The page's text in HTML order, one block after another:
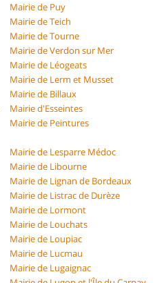
Mairie de Puy
Mairie de Teich
Mairie de Tourne
Mairie de Verdon sur Mer
Mairie de Léogeats
Mairie de Lerm et Musset
Mairie de Billaux
Mairie d'Esseintes
Mairie de Peintures
Mairie de Lesparre Médoc
Mairie de Libourne
Mairie de Lignan de Bordeaux
Mairie de Listrac de Durèze
Mairie de Lormont
Mairie de Louchats
Mairie de Loupiac
Mairie de Lucmau
Mairie de Lugaignac